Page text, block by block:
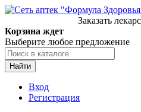
Заказать
Корзина ждет
Выберите любое предложение
Найти
Вход
Регистрация